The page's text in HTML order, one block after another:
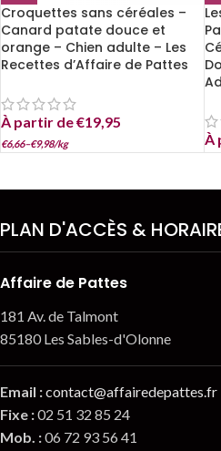
Croquettes sans céréales –
Canard patate douce et
orange – Chien adulte – Les
Recettes d’Affaire de Pattes
À partir de€19,95
€6,66–€9,98/kg À
PLAN D'ACCÈS &
Affaire de Pattes
181 Av. de Talmont
85180 Les Sables-d'Olonne
Email :contact@affairedepattes.fr
Fixe :02 51 32 85 24
Mob. :06 72 93 56 41